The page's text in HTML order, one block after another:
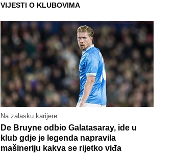
VIJESTI O KLUBOVIMA
Na zalasku karijere
De Bruyne odbio Galatasaray, ide u
klub gdje je legenda napravila
mašineriju kakva se rijetko viđa